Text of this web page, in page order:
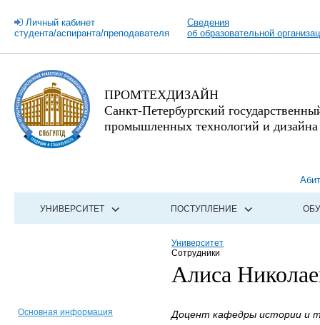
Личный кабинет
студента/аспиранта/преподавателя
Сведения
об образовательной
ПРОМТЕХДИЗАЙН
Санкт-Петербургский
промышленных технологий и дизайна
УНИВЕРСИТЕТ ПОСТУПЛЕНИЕ
Университет
Сотрудники
Алиса
Основная информация
Доцент кафедры истории и